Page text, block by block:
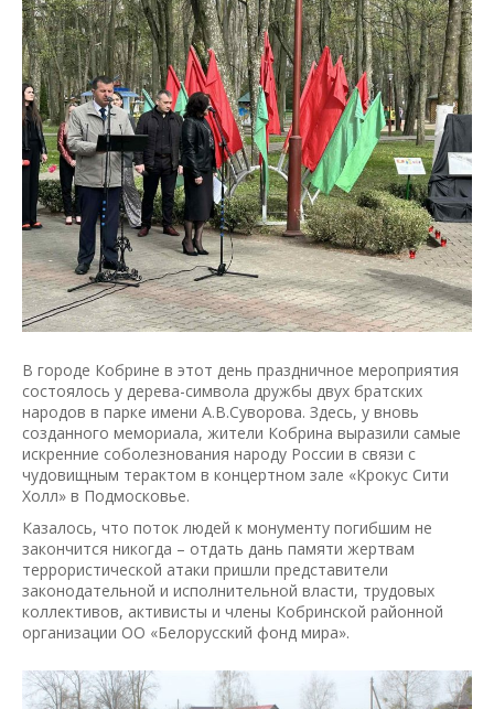
В городе Кобрине в этот день праздничное мероприятия
состоялось у дерева-символа дружбы двух братских
народов в парке имени А.В.Суворова. Здесь, у вновь
созданного мемориала, жители Кобрина выразили самые
искренние соболезнования народу России в связи с
чудовищным терактом в концертном зале «Крокус Сити
Холл» в Подмосковье.
Казалось, что поток людей к монументу погибшим не
закончится никогда – отдать дань памяти жертвам
террористической атаки пришли представители
законодательной и исполнительной власти, трудовых
коллективов, активисты и члены Кобринской районной
организации ОО «Белорусский фонд мира».